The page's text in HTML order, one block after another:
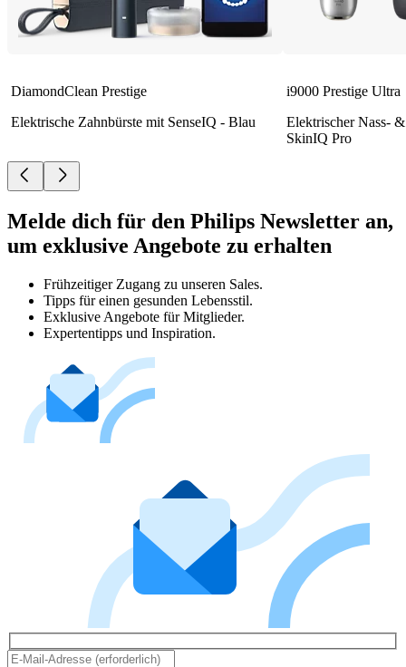
DiamondClean Prestige
Elektrische Zahnbürste mit SenseIQ - Blau
i9000 Prestige Ultra
Elektrischer Nass-
SkinIQ Pro
Melde dich für den Philips Newsletter an,
um exklusive Angebote zu erhalten
Frühzeitiger Zugang zu unseren Sales.
Tipps für einen gesunden Lebensstil.
Exklusive Angebote für Mitglieder.
Expertentipps und Inspiration.